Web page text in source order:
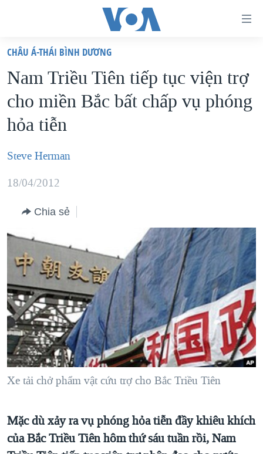
truy
cập
Tới
nội
chính
điều
hướng
"Tìm"
VIỆT NAM
HOA KỲ
BIỂN ĐÔNG
THẾ GIỚI
DIỄN ĐÀN
MỤC
VẠCH TRẦN TIN GIẢ
NGƯỜI VIỆT HẢI NGOẠI
ĐỜI SỐNG
KINH TẾ
KHOA HỌC
SỨC KHOẺ
VĂN HOÁ
GIÁO DỤC
CHUYÊN ĐỀ
CHIẾN TRANH THƯƠNG MẠI CỦA MỸ: QUÁ KHỨ VÀ HIỆN
TẠI
HÀNH TRÌNH BẦU CỬ 2024
MỘT NĂM CHIẾN TRANH TẠI DẢI GAZA
GIẢI MÃ VÀNH ĐAI & CON ĐƯỜNG
NGÀY TỊ NẠN THẾ GIỚI
CHI PHÍ CHIẾN TRANH AFGHANISTAN
CÁC GIÁ TRỊ CỘNG HÒA Ở VIỆT NAM
HỌC TIẾNG ANH
VIDEO
NGHE
MẠNG XÃ HỘI
Ngôn ngữ khác
CHÂU Á-THÁI BÌNH DƯƠNG
Nam Triều Tiên tiếp tục viện trợ
cho miền Bắc bất chấp vụ phóng
hỏa tiễn
Steve Herman
18/04/2012
Chia sẻ
Xe tải chở phẩm vật cứu trợ cho Bắc Triều Tiên
Mặc dù xảy ra vụ phóng hỏa tiễn đầy khiêu khích
của Bắc Triều Tiên hôm thứ sáu tuần rồi, Nam